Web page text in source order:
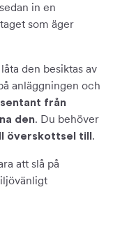
in en
som äger
den besiktas av
anläggningen och
från
den. Du behöver
överskottsel till .
att slå på